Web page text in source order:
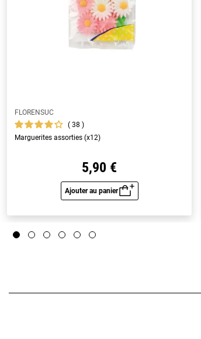
FLORENSUC
38
Marguerites assorties (x12)
5,90 €
Ajouter au panier
Aperçu rapide